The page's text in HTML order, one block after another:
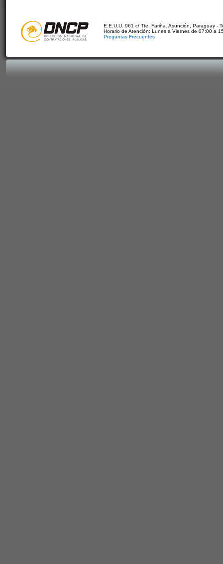
E.E.U.U. 961 c/ Tte. Fariña. Asunción, Paraguay -
Horario de Atención: Lunes a Viernes de 07:00 a
Preguntas Frecuentes